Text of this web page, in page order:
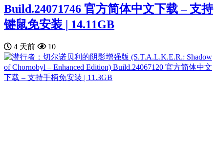
Build.24071746 官方简体中文下载 – 支持
键鼠免安装 | 14.11GB
4 天前 10